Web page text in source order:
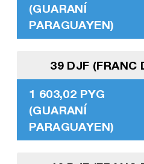
(GUARANÍ
PARAGUAYEN)
39 DJF (FRANC
1 603,02 PYG
(GUARANÍ
PARAGUAYEN)